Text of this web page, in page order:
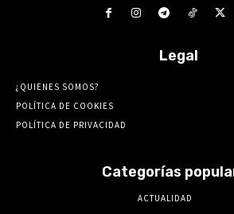
Legal
¿QUIENES SOMOS?
POLÍTICA DE COOKIES
POLÍTICA DE PRIVACIDAD
Categorías
ACTUALIDAD